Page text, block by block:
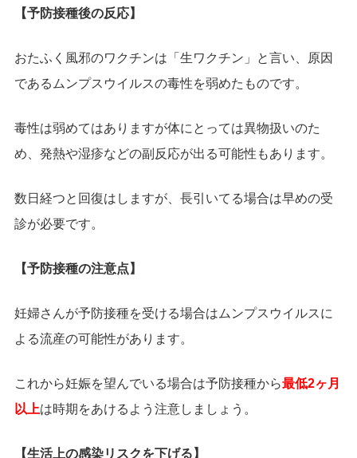
【予防接種後の反応】
おたふく風邪のワクチンは「生ワクチン」と言い、原因
であるムンプスウイルスの毒性を弱めたものです。
毒性は弱めてはありますが体にとっては異物扱いのた
め、発熱や湿疹などの副反応が出る可能性もあります。
数日経つと回復はしますが、長引いてる場合は早めの受
診が必要です。
【予防接種の注意点】
妊婦さんが予防接種を受ける場合はムンプスウイルスに
よる流産の可能性があります。
これから妊娠を望んでいる場合は予防接種から最低2ヶ月
以上は時期をあけるよう注意しましょう。
【生活上の感染リスクを下げる】